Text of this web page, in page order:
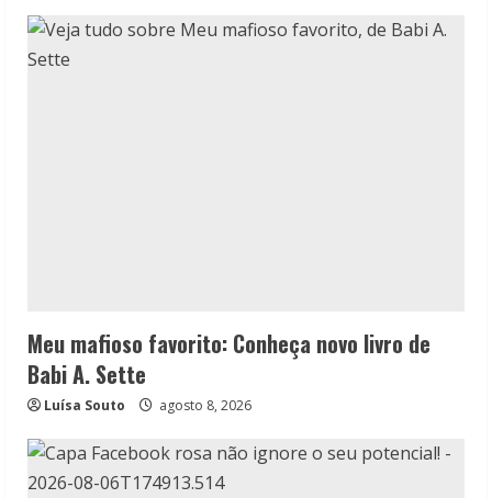
Meu mafioso favorito: Conheça novo livro de
Babi A. Sette
Luísa Souto agosto 8, 2026